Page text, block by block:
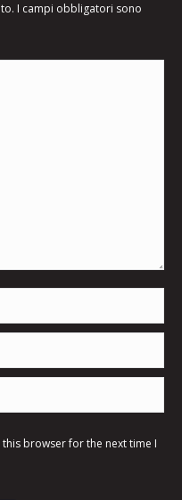
I campi obbligatori sono
this browser for the next time I